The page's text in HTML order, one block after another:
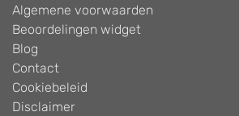
Algemene voorwaarden
Beoordelingen widget
Blog
Contact
Cookiebeleid
Disclaimer